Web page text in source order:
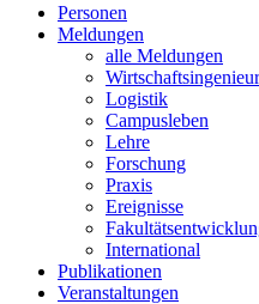
Personen
Meldungen
alle Meldungen
Logistik
Campusleben
Lehre
Forschung
Praxis
Ereignisse
International
Publikationen
Veranstaltungen